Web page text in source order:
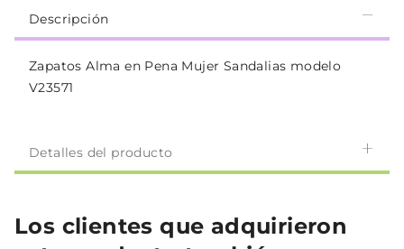
Descripción
Zapatos Alma en Pena Mujer Sandalias modelo
V23571
Detalles del producto
Los clientes que adquirieron